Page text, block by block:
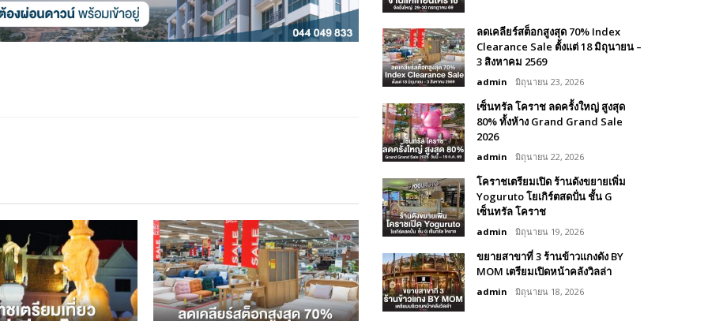
ลดเคลียร์สต็อกสูงสุด 70% Index
Clearance Sale ตั้งแต่ 18 มิถุนายน –
3 สิงหาคม 2569
admin มิถุนายน 23, 2026
เซ็นทรัล โคราช ลดครั้งใหญ่ สูงสุด
80% ทั้งห้าง Grand Grand Sale
2026
admin มิถุนายน 22, 2026
โคราชเตรียมเปิด ร้านดังขยายเพิ่ม
Yoguruto โยเกิร์ตสดปั่น ชั้น G
เซ็นทรัล โคราช
admin มิถุนายน 19, 2026
ขยายสาขาที่ 3 ร้านข้าวแกงดัง BY
MOM เตรียมเปิดหน้าคลังวิลล่า
admin มิถุนายน 18, 2026